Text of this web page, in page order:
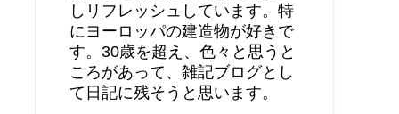
しリフレッシュしています。特
にヨーロッパの建造物が好きで
す。30歳を超え、色々と思うと
ころがあって、雑記ブログとし
て日記に残そうと思います。